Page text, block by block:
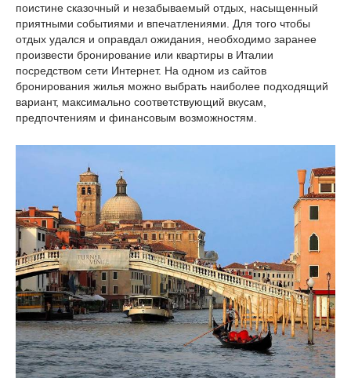
поистине сказочный и незабываемый отдых, насыщенный
приятными событиями и впечатлениями. Для того чтобы
отдых удался и оправдал ожидания, необходимо заранее
произвести бронирование или квартиры в Италии
посредством сети Интернет. На одном из сайтов
бронирования жилья можно выбрать наиболее подходящий
вариант, максимально соответствующий вкусам,
предпочтениям и финансовым возможностям.